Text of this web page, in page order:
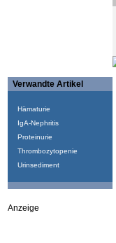
Verwandte Artikel
Hämaturie
IgA-Nephritis
Proteinurie
Thrombozytopenie
Urinsediment
Anzeige